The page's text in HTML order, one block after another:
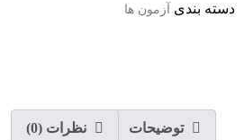
دسته بندی آزمون ها
توضیحات نظرات (0)